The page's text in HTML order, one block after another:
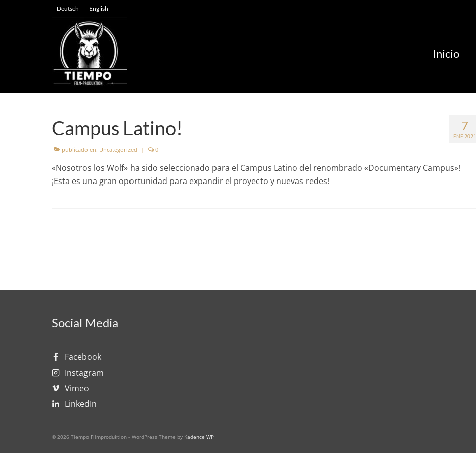
Deutsch English
Inicio
7
ENE 2021
Campus Latino!
publicado en: Uncategorized | 0
«Nosotros los Wolf» ha sido seleccionado para el Campus Latino del renombrado «Documentary Campus»!
¡Esta es una gran oportunidad para expandir el proyecto y nuevas redes!
Social Media
Facebook
Instagram
Vimeo
LinkedIn
© 2026 Tiempo Filmproduktion - WordPress Theme by Kadence WP